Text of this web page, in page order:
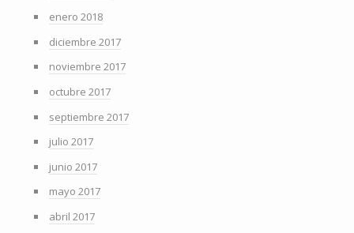
enero 2018
diciembre 2017
noviembre 2017
octubre 2017
septiembre 2017
julio 2017
junio 2017
mayo 2017
abril 2017